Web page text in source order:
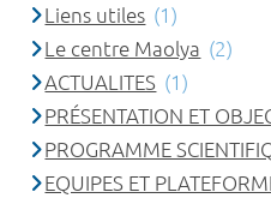
Liens utiles (1)
Le centre Maolya (2)
ACTUALITES (1)
PRÉSENTATION ET
PROGRAMME
EQUIPES ET